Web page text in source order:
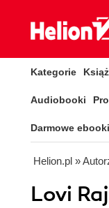
Kategorie
Audiobooki
Darmowe ebooki
Helion.pl »
Lovi